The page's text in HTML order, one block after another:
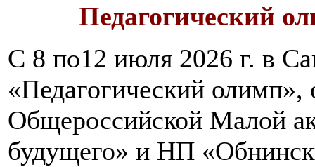
Педагогический
С 8 по12 июля 2026 г. в
«Педагогический олимп»,
Общероссийской Малой
будущего» и НП